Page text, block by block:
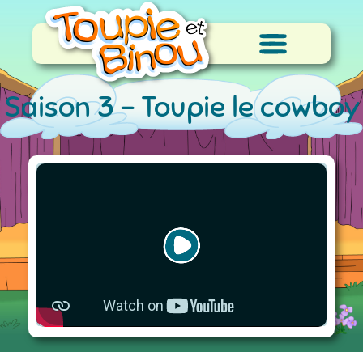
Saison 3 - Toupie le cowboy